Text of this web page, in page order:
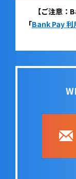
【ご注意：
「Bank Pay 利